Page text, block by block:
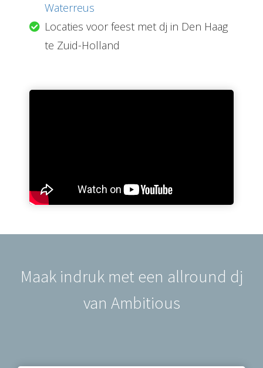
Waterreus
Locaties voor feest met dj in Den Haag
te Zuid-Holland
Maak indruk met een allround dj
van Ambitious